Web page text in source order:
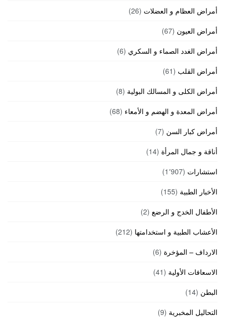
أمراض العظام و العضلات (26)
أمراض العيون (67)
أمراض الغدد الصماء و السكري (6)
أمراض القلب (61)
أمراض الكلى و المسالك البولية (8)
أمراض المعدة و الهضم و الأمعاء (68)
أمراض كبار السن (7)
أناقة و جمال المرأة (14)
استشارات (1٬907)
الأخبار الطبية (155)
الأطفال الخدج و الرضع (2)
الأعشاب الطبية و استخدامتها (212)
الارداف – المؤخرة (6)
الاسعافات الأولية (41)
البطن (14)
التحاليل المخبرية (9)